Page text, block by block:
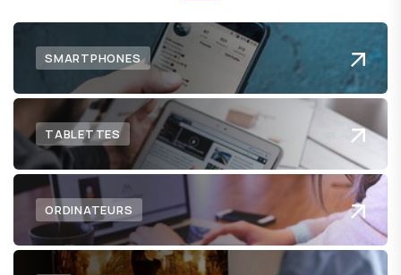
SMARTPHONES
TABLETTES
ORDINATEURS